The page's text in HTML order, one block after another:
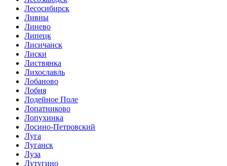
Лесосибирск
Ливны
Линево
Липецк
Лисичанск
Лиски
Листвянка
Лихославль
Лобаново
Лобня
Лодейное Поле
Лопатниково
Лопухинка
Лосино-Петровский
Луга
Луганск
Луза
Лутугино